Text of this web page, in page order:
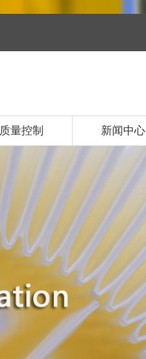
质量控制 新闻中心